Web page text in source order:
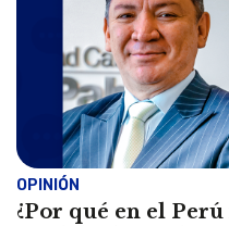
OPINIÓN
¿Por qué en el